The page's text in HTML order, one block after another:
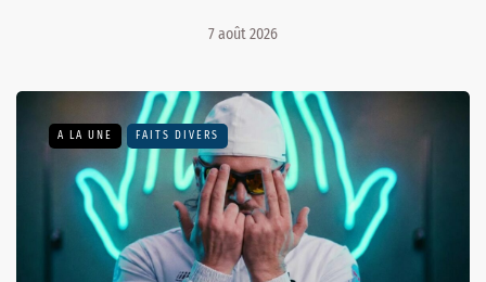
7 août 2026
A LA UNE FAITS DIVERS